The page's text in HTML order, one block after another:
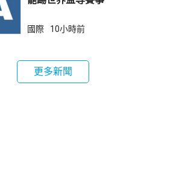
國際 10小時前
更多新聞